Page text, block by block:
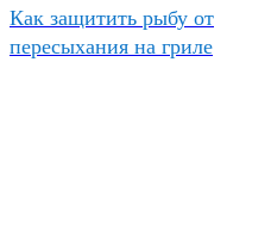
Как защитить рыбу от
пересыхания на гриле